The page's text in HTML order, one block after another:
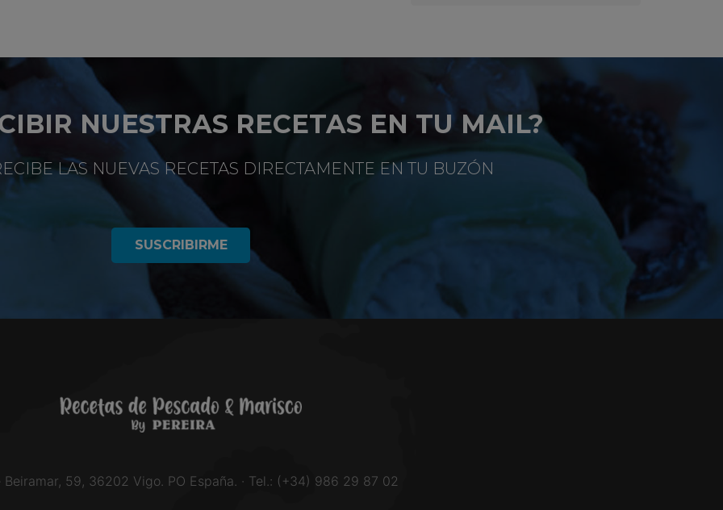
NUESTRAS RECETAS EN TU MAIL?
LAS NUEVAS RECETAS DIRECTAMENTE EN TU BUZÓN
SUSCRIBIRME
Beiramar, 59, 36202 Vigo. PO España. · Tel.: (+34) 986 29 87 02